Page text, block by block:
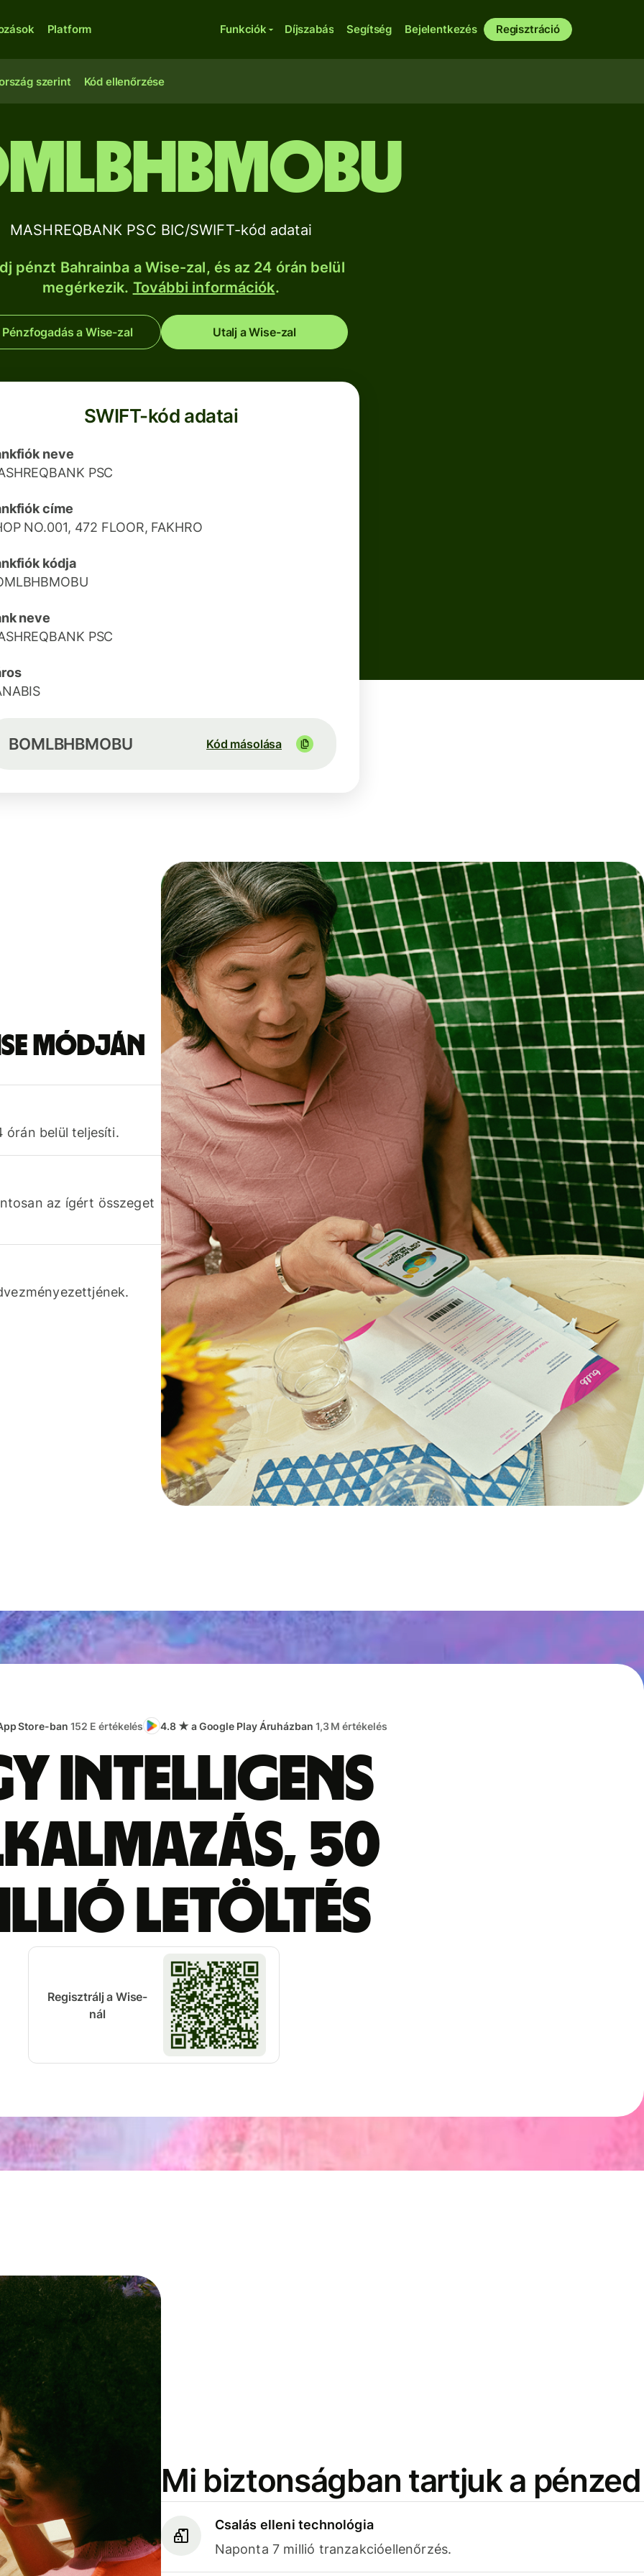
Platform Funkciók Díjszabás Segítség Bejelentkezés Regisztráció
szerint Kód ellenőrzése
MASHREQBANK PSC BIC/SWIFT-kód adatai
pénzt Bahrainba a Wise-zal, és az 24 órán belül
megérkezik. További információk.
Pénzfogadás a Wise-zal Utalj a Wise-zal
SWIFT-kód adatai
neve
PSC
címe
NO.001, 472 FLOOR, FAKHRO
kódja
neve
PSC
BOMLBHBMOBU Kód másolása
módján
órán belül teljesíti.
az ígért összeget
Store-ban 152 E értékelés 4.8 ★ a Google Play Áruházban 1,3 M értékelés
intelligens
50
letöltés
Regisztrálj a Wise-
nál
Mi biztonságban tartjuk a pénzed
Csalás elleni technológia
Naponta 7 millió tranzakcióellenőrzés.